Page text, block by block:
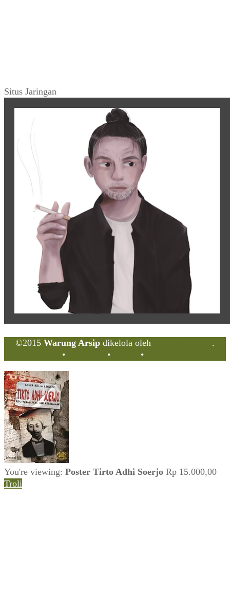
Situs Jaringan
©2015 Warung Arsip dikelola oleh
.
• • •
You're viewing: Poster Tirto Adhi Soerjo Rp 15.000,00
Troli